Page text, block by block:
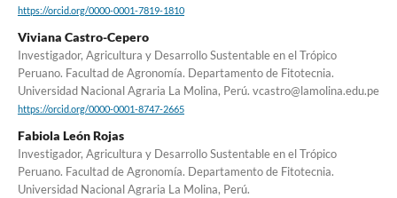
https://orcid.org/0000-0001-7819-1810
Viviana Castro-Cepero
Investigador, Agricultura y Desarrollo Sustentable en el Trópico
Peruano. Facultad de Agronomía. Departamento de Fitotecnia.
Universidad Nacional Agraria La Molina, Perú. vcastro@lamolina.edu.pe
https://orcid.org/0000-0001-8747-2665
Fabiola León Rojas
Investigador, Agricultura y Desarrollo Sustentable en el Trópico
Peruano. Facultad de Agronomía. Departamento de Fitotecnia.
Universidad Nacional Agraria La Molina, Perú.